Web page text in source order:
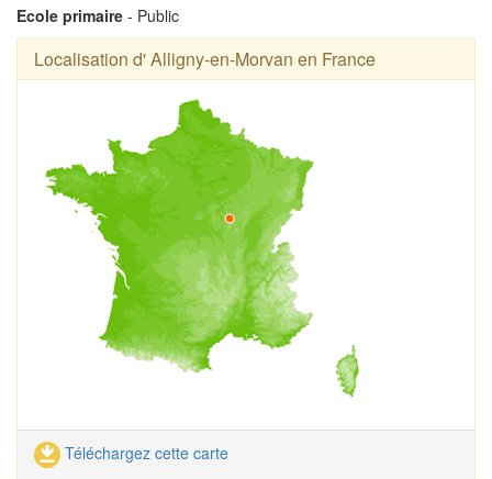
Ecole primaire - Public
Localisation d' Alligny-en-Morvan en France
Téléchargez cette carte